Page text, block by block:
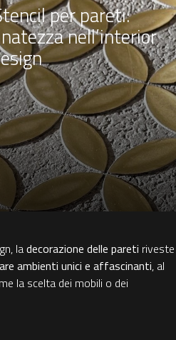
per pareti:
nell’interior
ladecorazione delle pareti riveste
ambienti unici e affascinanti, al
la scelta dei mobili o dei